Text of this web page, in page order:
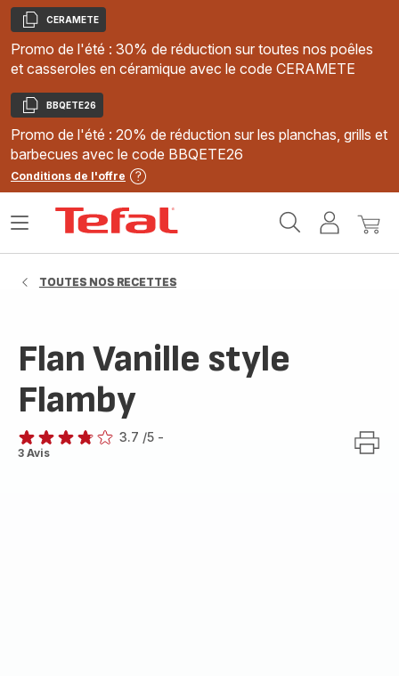
Copier
CERAMETE
Promo de l'été : 30% de réduction sur toutes nos poêles
et casseroles en céramique avec le code CERAMETE
Copier
BBQETE26
Promo de l'été : 20% de réduction sur les planchas, grills et
barbecues avec le code BBQETE26
Conditions de l'offre
MonMon
Ouvrir
TOUTES NOS RECETTES
Flan Vanille style
Flamby
ratings.3.7
3.7 /5 -
3 Avis